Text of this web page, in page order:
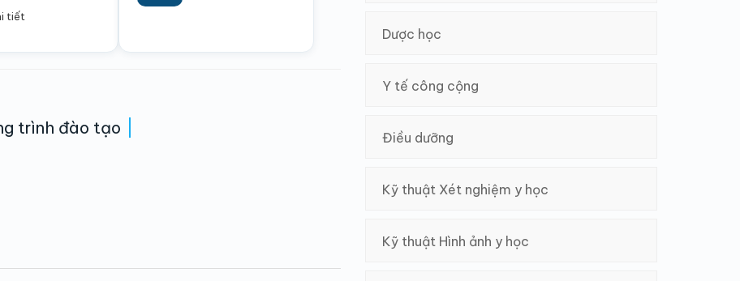
tiết
trình đào tạo
Dược học
Y tế công cộng
Điều dưỡng
Kỹ thuật Xét nghiệm y học
Kỹ thuật Hình ảnh y học